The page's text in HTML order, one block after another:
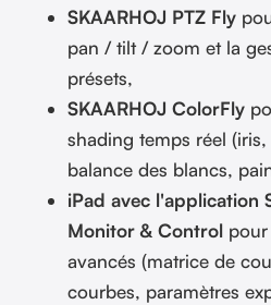
SKAARHOJ PTZ Fly
pan / tilt / zoom et la
présets,
SKAARHOJ ColorFly
shading temps réel
balance des blancs,
iPad avec l'application
Monitor & Control pour
avancés (matrice de
courbes, paramètres